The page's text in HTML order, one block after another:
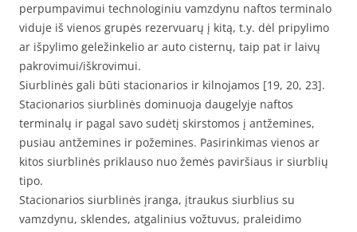
perpumpavimui technologiniu vamzdynu naftos terminalo
viduje iš vienos grupės rezervuarų į kitą, t.y. dėl pripylimo
ar išpylimo geležinkelio ar auto cisternų, taip pat ir laivų
pakrovimui/iškrovimui.
Siurblinės gali būti stacionarios ir kilnojamos [19, 20, 23].
Stacionarios siurblinės dominuoja daugelyje naftos
terminalų ir pagal savo sudėtį skirstomos į antžemines,
pusiau antžemines ir požemines. Pasirinkimas vienos ar
kitos siurblinės priklauso nuo žemės paviršiaus ir siurblių
tipo.
Stacionarios siurblinės įranga, įtraukus siurblius su
vamzdynu, sklendes, atgalinius vožtuvus, praleidimo